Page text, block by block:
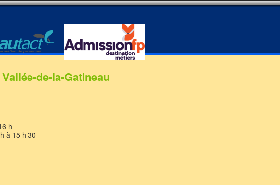
de-la-Gatineau
h
à 15 h 30